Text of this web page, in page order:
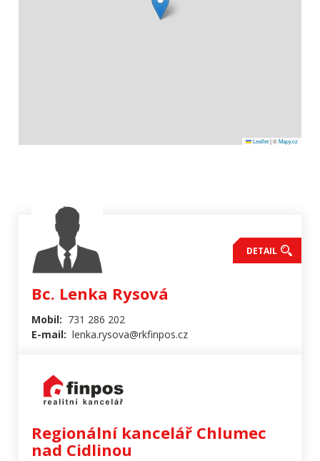
Leaflet |©Mapy.cz
Bc. Lenka Rysová
Mobil: 731 286 202
E-mail: lenka.rysova@rkfinpos.cz
DETAIL
Regionální kancelář Chlumec
nad Cidlinou